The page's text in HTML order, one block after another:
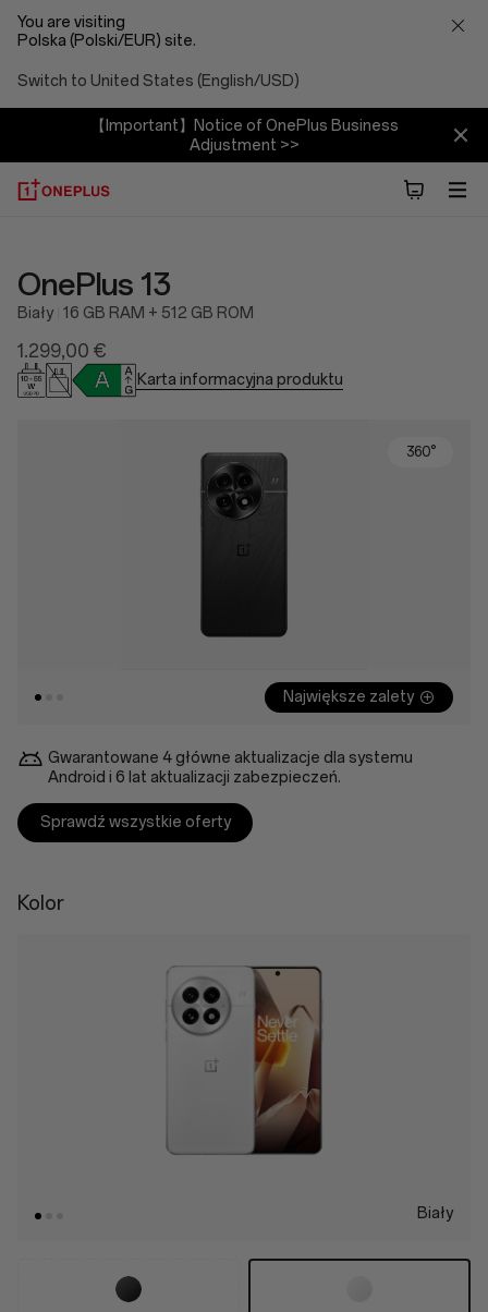
You are visiting
Polska (Polski/EUR) site.
Switch to United States (English/USD)
【Important】Notice of OnePlus Business
Adjustment >>
OnePlus 13
Biały 16 GB RAM + 512 GB ROM
1.299,00 €
Karta informacyjna produktu
Największe zalety
360°
Gwarantowane 4 główne aktualizacje dla systemu
Android i 6 lat aktualizacji zabezpieczeń.
Sprawdź wszystkie oferty
Kolor
Biały